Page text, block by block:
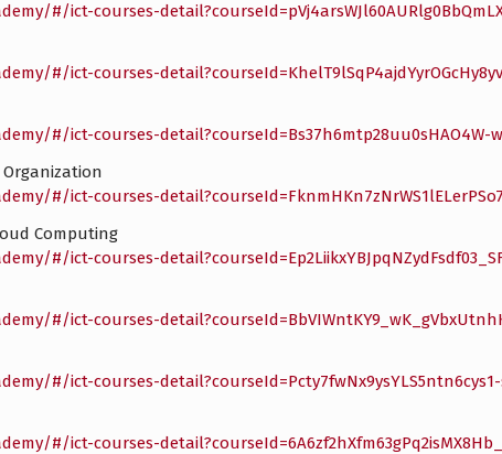
#/ict-courses-
#/ict-courses-
#/ict-courses-detail?courseId=Bs37h6mtp28uu0sHAO4W-
#/ict-courses-
Computing
#/ict-courses-
#/ict-courses-
#/ict-courses-
#/ict-courses-